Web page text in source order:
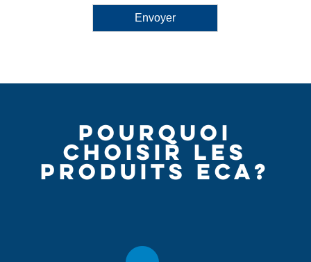
Envoyer
POURQUOI
CHOISIR LES
PRODUITS ECA?